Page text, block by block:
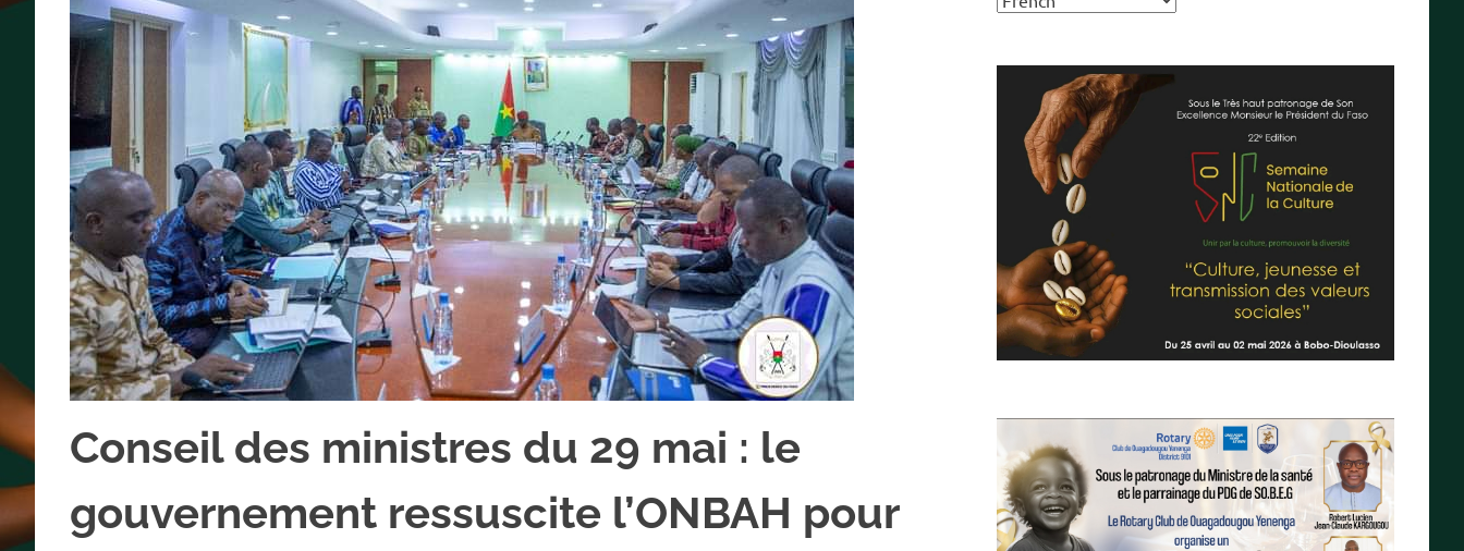
Conseil des ministres du 29 mai : le
gouvernement ressuscite l’ONBAH pour